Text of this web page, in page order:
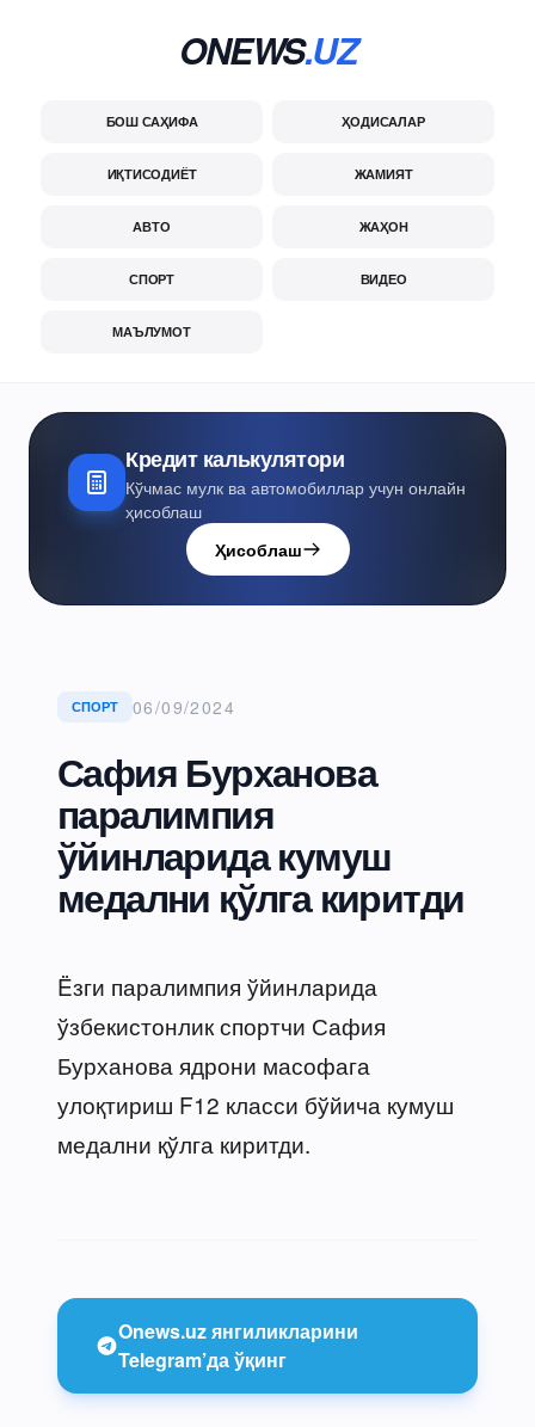
ONEWS.UZ
БОШ САҲИФА ҲОДИСАЛАР
ИҚТИСОДИЁТ ЖАМИЯТ
АВТО ЖАҲОН
СПОРТ ВИДЕО
МАЪЛУМОТ
Кредит калькулятори
Кўчмас мулк ва автомобиллар учун онлайн
ҳисоблаш
Ҳисоблаш
СПОРТ 06/09/2024
Сафия Бурханова
паралимпия
ўйинларида кумуш
медални қўлга киритди
Ëзги паралимпия ўйинларида
ўзбекистонлик спортчи Сафия
Бурханова ядрони масофага
улоқтириш F12 класси бўйича кумуш
медални қўлга киритди.
Onews.uz янгиликларини
Telegram’да ўқинг